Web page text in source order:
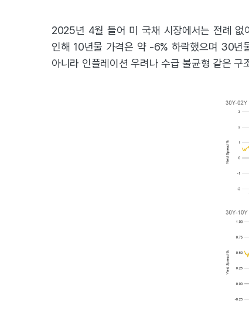
2025년 4월 들어 미 국채 시장에서는 전례 없
인해 10년물 가격은 약 -6% 하락했으며 30년
아니라 인플레이션 우려나 수급 불균형 같은